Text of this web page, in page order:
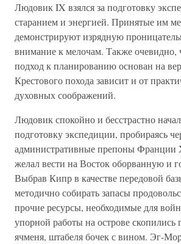
Людовик IX взялся за подготовку
старанием и энергией. Принятые им
демонстрируют изрядную
внимание к мелочам. Также очевидно,
подход к планированию основан на
Крестового похода зависит и от
духовных соображений.
Людовик спокойно и бесстрастно
подготовку экспедиции, пробираясь
административные препоны Франции
желал вести на Восток оборванную и
Выбрав Кипр в качестве передовой
методично собирать запасы
прочие ресурсы, необходимые для
упорной работы на острове
ячменя, штабеля бочек с вином. Эг-